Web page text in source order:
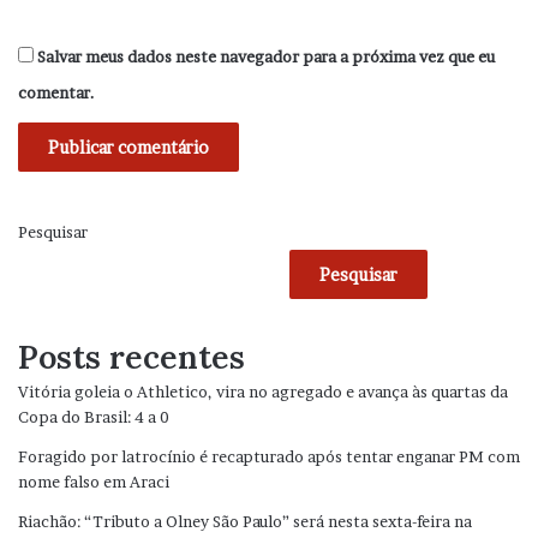
Salvar meus dados neste navegador para a próxima vez que eu
comentar.
Pesquisar
Pesquisar
Posts recentes
Vitória goleia o Athletico, vira no agregado e avança às quartas da
Copa do Brasil: 4 a 0
Foragido por latrocínio é recapturado após tentar enganar PM com
nome falso em Araci
Riachão: “Tributo a Olney São Paulo” será nesta sexta-feira na